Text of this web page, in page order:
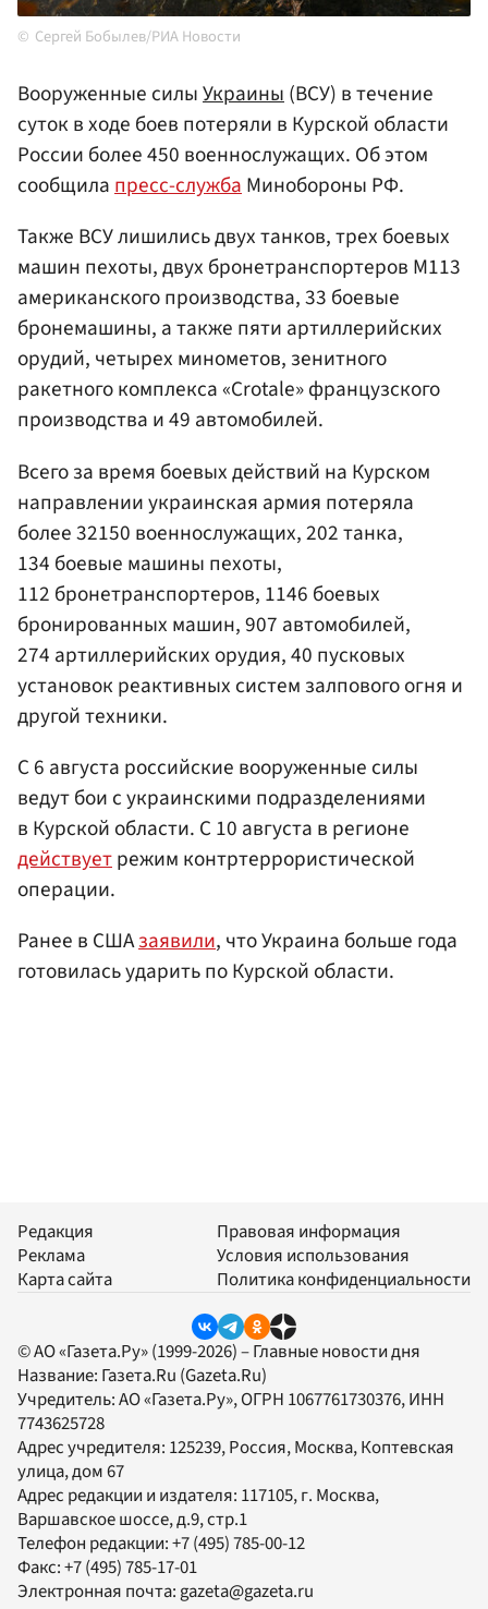
Сергей Бобылев/РИА Новости
Вооруженные силыУкраины(ВСУ) в течение
суток в ходе боев потеряли в Курской области
России более 450 военнослужащих. Об этом
сообщилапресс-службаМинобороны РФ.
Также ВСУ лишились двух танков, трех боевых
машин пехоты, двух бронетранспортеров М113
американского производства, 33 боевые
бронемашины, а также пяти артиллерийских
орудий, четырех минометов, зенитного
ракетного комплекса «Crotale» французского
производства и 49 автомобилей.
Всего за время боевых действий на Курском
направлении украинская армия потеряла
более 32150 военнослужащих, 202 танка,
134 боевые машины пехоты,
112 бронетранспортеров, 1146 боевых
бронированных машин, 907 автомобилей,
274 артиллерийских орудия, 40 пусковых
установок реактивных систем залпового огня и
другой техники.
С 6 августа российские вооруженные силы
ведут бои с украинскими подразделениями
в Курской области. С 10 августа в регионе
действуетрежим контртеррористической
операции.
Ранее в СШАзаявили, что Украина больше года
готовилась ударить по Курской области.
Редакция
Реклама
Карта сайта
Правовая информация
Условия использования
Политика конфиденциальности
© АО «Газета.Ру» (1999-2026) – Главные новости дня
Название: Газета.Ru (Gazeta.Ru)
Учредитель:АО «Газета.Ру», ОГРН 1067761730376, ИНН
7743625728
Адрес учредителя: 125239, Россия, Москва, Коптевская
улица, дом 67
Адрес редакции и издателя: 117105, г. Москва,
Варшавское шоссе, д.9, стр.1
Телефон редакции:+7 (495) 785-00-12
Факс:+7 (495) 785-17-01
Электронная почта:gazeta@gazeta.ru